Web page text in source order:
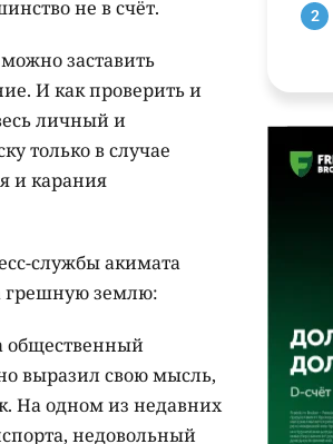
не в счёт.
заставить
И как проверить и
личный и
только в случае
и карания
службы акимата
грешную землю:
общественный
выразил свою мысль,
На одном из недавних
недовольный
2
3